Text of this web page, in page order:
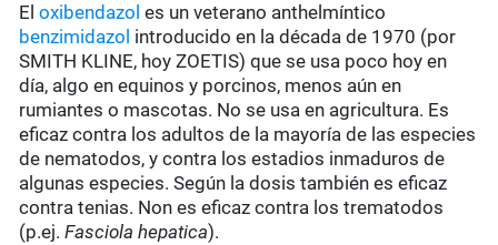
Eloxibendazol es un veterano anthelmíntico
benzimidazol introducido en la década de 1970 (por
SMITH KLINE, hoy ZOETIS) que se usa poco hoy en
día, algo en equinos y porcinos, menos aún en
rumiantes o mascotas. No se usa en agricultura. Es
eficaz contra los adultos de la mayoría de las especies
de nematodos, y contra los estadios inmaduros de
algunas especies. Según la dosis también es eficaz
contra tenias. Non es eficaz contra los trematodos
(p.ej.Fasciola hepatica).